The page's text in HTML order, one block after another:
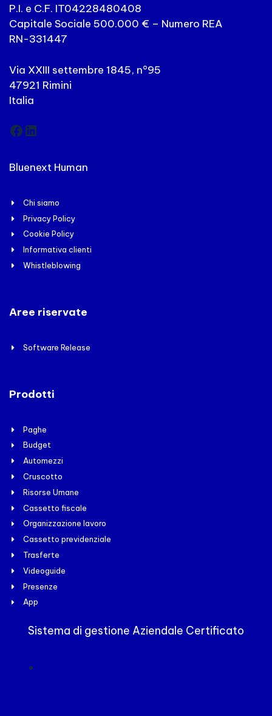
P.I. e C.F. IT04228480408
Capitale Sociale 500.000 € – Numero REA
RN-331447
Via XXIII settembre 1845, n°95
47921 Rimini
Italia
Facebook
LinkedIn
Bluenext Human
Chi siamo
Privacy Policy
Cookie Policy
Informativa clienti
Whistleblowing
Aree riservate
Software Release
Prodotti
Paghe
Budget
Automezzi
Cruscotto
Risorse Umane
Cassetto fiscale
Organizzazione lavoro
Cassetto previdenziale
Trasferte
Videoguide
Presenze
App
Sistema di gestione Aziendale Certificato